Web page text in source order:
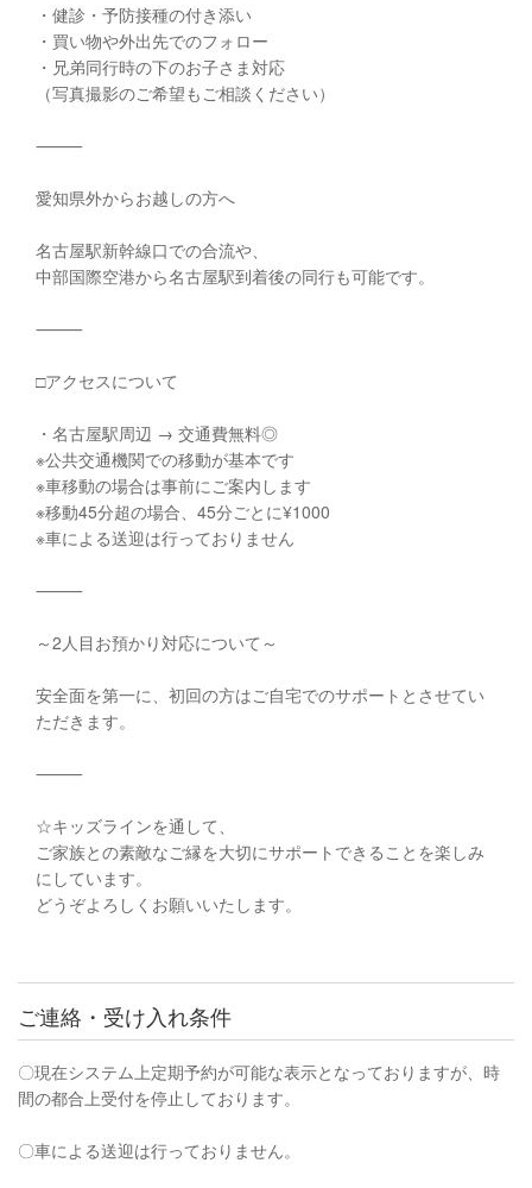
・健診・予防接種の付き添い
・買い物や外出先でのフォロー
・兄弟同行時の下のお子さま対応
（写真撮影のご希望もご相談ください）
⸻
愛知県外からお越しの方へ
名古屋駅新幹線口での合流や、
中部国際空港から名古屋駅到着後の同行も可能です。
⸻
□アクセスについて
・名古屋駅周辺 → 交通費無料◎
※公共交通機関での移動が基本です
※車移動の場合は事前にご案内します
※移動45分超の場合、45分ごとに¥1000
※車による送迎は行っておりません
⸻
～2人目お預かり対応について～
安全面を第一に、初回の方はご自宅でのサポートとさせてい
ただきます。
⸻
☆キッズラインを通して、
ご家族との素敵なご縁を大切にサポートできることを楽しみ
にしています。
どうぞよろしくお願いいたします。
ご連絡・受け入れ条件
〇現在システム上定期予約が可能な表示となっておりますが、時
間の都合上受付を停止しております。
〇車による送迎は行っておりません。